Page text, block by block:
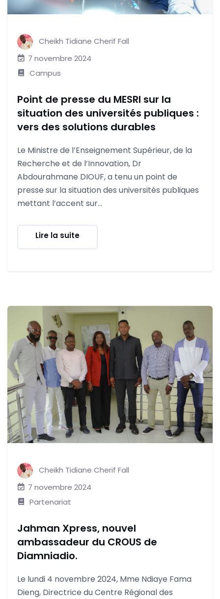
Cheikh Tidiane Cherif Fall
7 novembre 2024
Campus
Point de presse du MESRI sur la
situation des universités publiques :
vers des solutions durables
Le Ministre de l’Enseignement Supérieur, de la
Recherche et de l’Innovation, Dr
Abdourahmane DIOUF, a tenu un point de
presse sur la situation des universités publiques
mettant l’accent sur...
Lire la suite
Cheikh Tidiane Cherif Fall
7 novembre 2024
Partenariat
Jahman Xpress, nouvel
ambassadeur du CROUS de
Diamniadio.
Le lundi 4 novembre 2024, Mme Ndiaye Fama
Dieng, Directrice du Centre Régional des